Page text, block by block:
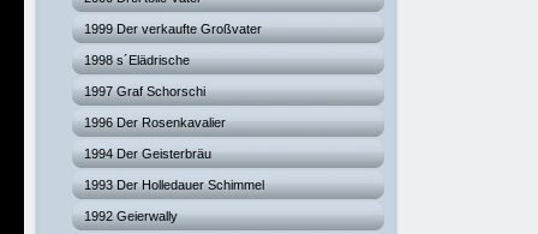
1999 Der verkaufte Großvater
1998 s´Elädrische
1997 Graf Schorschi
1996 Der Rosenkavalier
1994 Der Geisterbräu
1993 Der Holledauer Schimmel
1992 Geierwally